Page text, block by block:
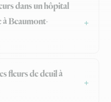
dans un hôpital
à Beaumont-
fleurs de deuil à